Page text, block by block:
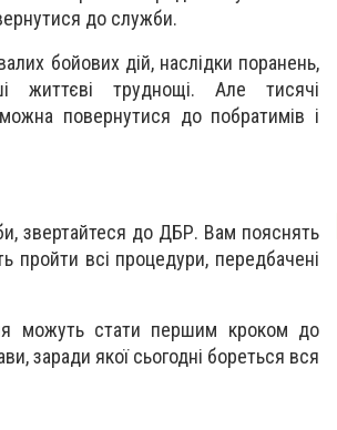
до служби.
бойових дій, наслідки поранень,
життєві труднощі. Але тисячі
повернутися до побратимів і
звертайтеся до ДБР. Вам пояснять
пройти всі процедури, передбачені
можуть стати першим кроком до
заради якої сьогодні бореться вся